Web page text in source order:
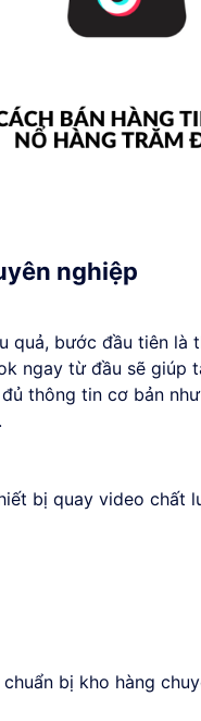
nghiệp
quả, bước đầu tiên là
ngay từ đầu sẽ giúp
thông tin cơ bản
bị quay video chất
bị kho hàng